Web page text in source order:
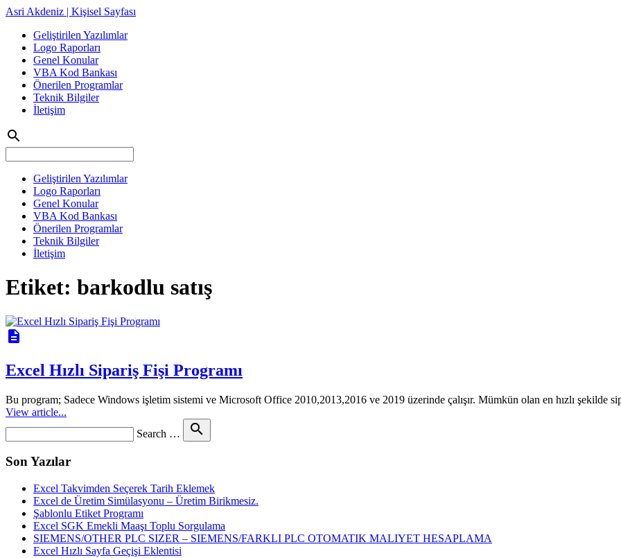
Asri Akdeniz | Kişisel Sayfası
Geliştirilen Yazılımlar
Logo Raporları
Genel Konular
VBA Kod Bankası
Önerilen Programlar
Teknik Bilgiler
İletişim
search
Geliştirilen Yazılımlar
Logo Raporları
Genel Konular
VBA Kod Bankası
Önerilen Programlar
Teknik Bilgiler
İletişim
Etiket: barkodlu satış
description
Excel Hızlı Sipariş Fişi Programı
Bu program; Sadece Windows işletim sistemi ve Microsoft Office 2010,2013,2016 ve 2019 üzerinde çalışır. Mümkün olan en hızlı şekilde
View article...
Search … search
Son Yazılar
Excel Takvimden Seçerek Tarih Eklemek
Excel de Üretim Simülasyonu – Üretim Birikmesiz.
Şablonlu Etiket Programı
Excel SGK Emekli Maaşı Toplu Sorgulama
SIEMENS/OTHER PLC SIZER – SIEMENS/FARKLI PLC OTOMATIK MALIYET HESAPLAMA
Excel Hızlı Sayfa Geçişi Eklentisi